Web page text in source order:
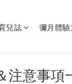
兒誌 彌月體驗
注意事項